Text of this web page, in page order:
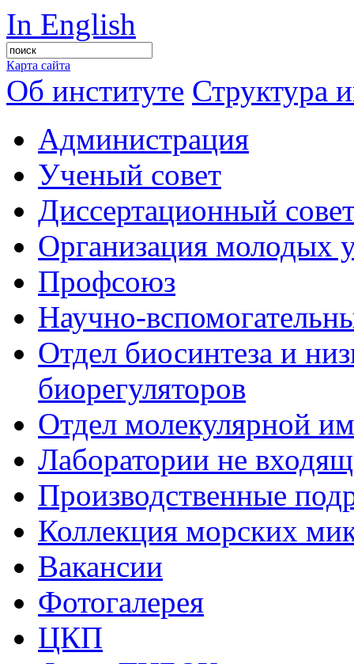
In English
Карта сайта
Об институте Структура
Администрация
Ученый совет
Диссертационный
Организация молодых
Профсоюз
Научно-
Отдел биосинтеза и
биорегуляторов
Отдел молекулярной
Лаборатории не
Производственные
Коллекция морских
Вакансии
Фотогалерея
ЦКП